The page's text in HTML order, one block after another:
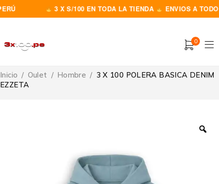
3 X S/100 EN TODA LA TIENDA ENVIOS A TODO
0
Inicio / Oulet / Hombre / 3 X 100 POLERA BASICA DENIM
EZZETA